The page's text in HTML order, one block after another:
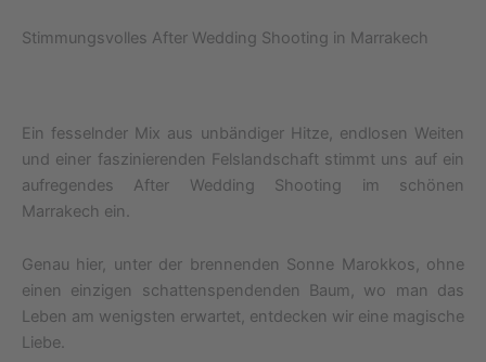
Stimmungsvolles After Wedding Shooting in Marrakech
Ein fesselnder Mix aus unbändiger Hitze, endlosen Weiten
und einer faszinierenden Felslandschaft stimmt uns auf ein
aufregendes After Wedding Shooting im schönen
Marrakech ein.
Genau hier, unter der brennenden Sonne Marokkos, ohne
einen einzigen schattenspendenden Baum, wo man das
Leben am wenigsten erwartet, entdecken wir eine magische
Liebe.